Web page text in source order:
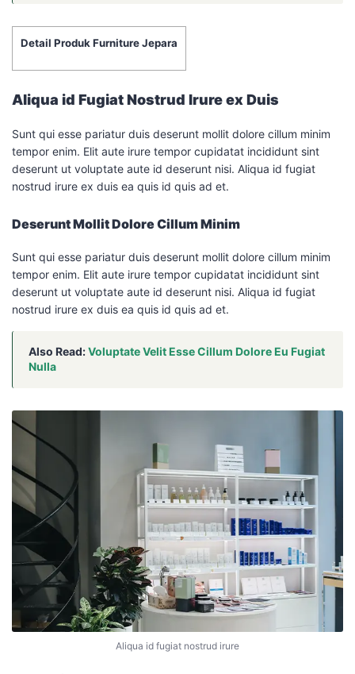
Detail Produk Furniture Jepara
Aliqua id Fugiat Nostrud Irure ex Duis
Sunt qui esse pariatur duis deserunt mollit dolore cillum minim
tempor enim. Elit aute irure tempor cupidatat incididunt sint
deserunt ut voluptate aute id deserunt nisi. Aliqua id fugiat
nostrud irure ex duis ea quis id quis ad et.
Deserunt Mollit Dolore Cillum Minim
Sunt qui esse pariatur duis deserunt mollit dolore cillum minim
tempor enim. Elit aute irure tempor cupidatat incididunt sint
deserunt ut voluptate aute id deserunt nisi. Aliqua id fugiat
nostrud irure ex duis ea quis id quis ad et.
Also Read:Voluptate Velit Esse Cillum Dolore Eu Fugiat
Nulla
Aliqua id fugiat nostrud irure